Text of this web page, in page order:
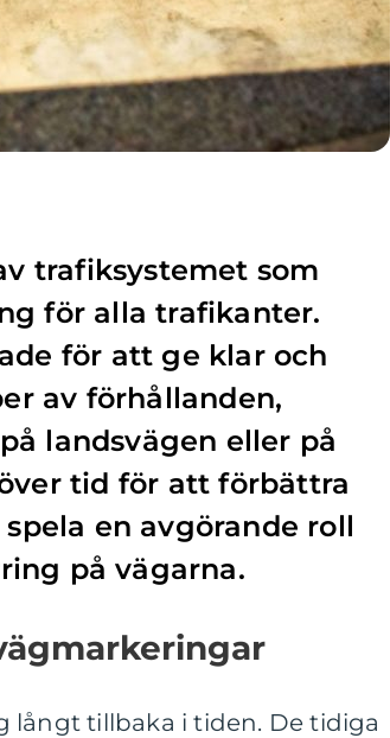
trafiksystemet som
för alla trafikanter.
för att ge klar och
av förhållanden,
landsvägen eller på
tid för att förbättra
en avgörande roll
på vägarna.
långt tillbaka i tiden. De tidiga